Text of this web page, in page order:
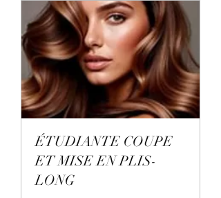
ÉTUDIANTE COUPE
ET MISE EN PLIS-
LONG